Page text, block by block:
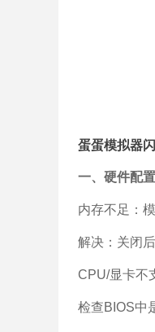
蛋蛋模拟器
一、硬件配
内存不足：
解决：关闭
CPU/显卡不
检查BIOS中